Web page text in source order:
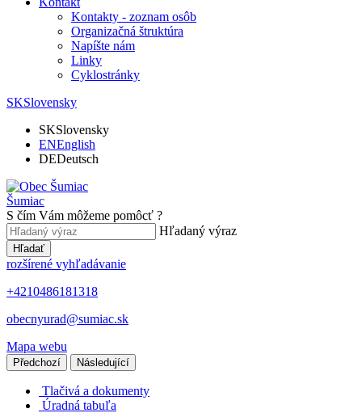
Kontakty - zoznam osôb
Organizačná štruktúra
Napíšte nám
Linky
Cyklostránky
SKSlovensky
SKSlovensky
ENEnglish
DEDeutsch
Šumiac
S čím Vám môžeme pomôcť ?
Hľadaný výraz
Hľadať
rozšírené vyhľadávanie
+4210486181318
obecnyurad@sumiac.sk
Mapa webu
Předchozí Následující
Tlačivá a dokumenty
Úradná tabuľa